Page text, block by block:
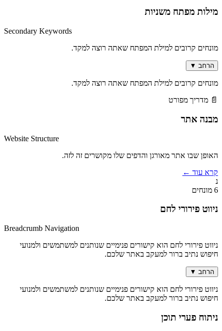
מילות מפתח משניות
Secondary Keywords
מונחים קרובים למילת המפתח שאתה רוצה למקד.
הרחב ▼
מונחים קרובים למילת המפתח שאתה רוצה למקד.
📄 מדריך מפורט
מבנה אתר
Website Structure
האופן שבו אתר מאורגן והדפים שלו מקושרים זה לזה.
קרא עוד ←
נ
6 מונחים
ניווט פירורי לחם
Breadcrumb Navigation
ניווט פירורי לחם הוא קישורים פנימיים שנותנים למשתמשים ולמנועי
חיפוש נתיב ברור למעקב באתר שלכם.
הרחב ▼
ניווט פירורי לחם הוא קישורים פנימיים שנותנים למשתמשים ולמנועי
חיפוש נתיב ברור למעקב באתר שלכם.
ניתוח פערי תוכן